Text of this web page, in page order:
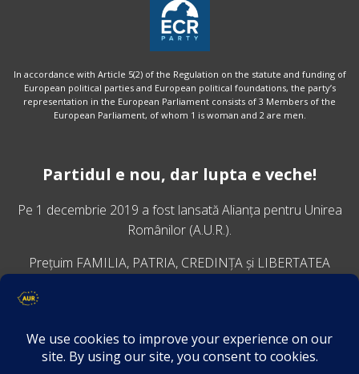
In accordance with Article 5(2) of the Regulation on the statute and funding of
European political parties and European political foundations, the party’s
representation in the European Parliament consists of 3 Members of the
European Parliament, of whom 1 is woman and 2 are men.
Partidul e nou, dar lupta e veche!
Pe 1 decembrie 2019 a fost lansatăAlianța pentru Unirea
Românilor (A.U.R.).
Prețuim FAMILIA, PATRIA, CREDINȚA și LIBERTATEA
VINO ALĂTURI DE NOI